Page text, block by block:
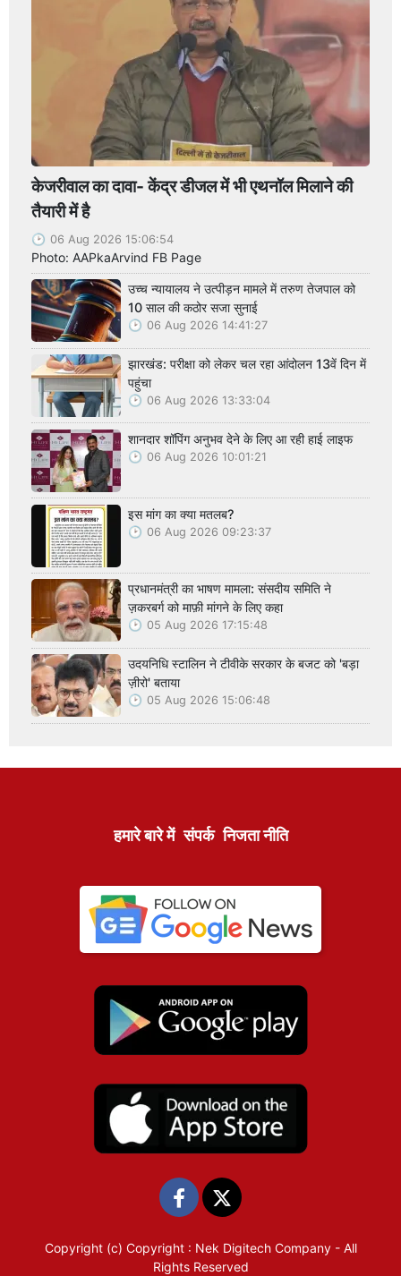
केजरीवाल का दावा- केंद्र डीजल में भी एथनॉल मिलाने की
तैयारी में है
06 Aug 2026 15:06:54
Photo: AAPkaArvind FB Page
उच्च न्यायालय ने उत्पीड़न मामले में तरुण तेजपाल को
10 साल की कठोर सजा सुनाई
06 Aug 2026 14:41:27
झारखंड: परीक्षा को लेकर चल रहा आंदोलन 13वें दिन में
पहुंचा
06 Aug 2026 13:33:04
शानदार शॉपिंग अनुभव देने के लिए आ रही हाई लाइफ
06 Aug 2026 10:01:21
इस मांग का क्या मतलब?
06 Aug 2026 09:23:37
प्रधानमंत्री का भाषण मामला: संसदीय समिति ने
ज़करबर्ग को माफ़ी मांगने के लिए कहा
05 Aug 2026 17:15:48
उदयनिधि स्टालिन ने टीवीके सरकार के बजट को 'बड़ा
ज़ीरो' बताया
05 Aug 2026 15:06:48
हमारे बारे में संपर्क निजता नीति
Copyright (c) Copyright : Nek Digitech Company- All
Rights Reserved